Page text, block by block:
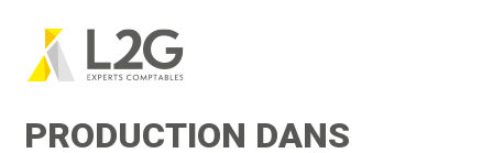
Aller
au
Création d’entreprise
Gestion
PRODUCTION DANS